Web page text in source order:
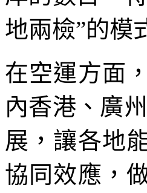
地兩檢”的模
在空運方面
內香港、廣
展，讓各地
協同效應，